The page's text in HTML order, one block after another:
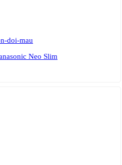
Neo Slim